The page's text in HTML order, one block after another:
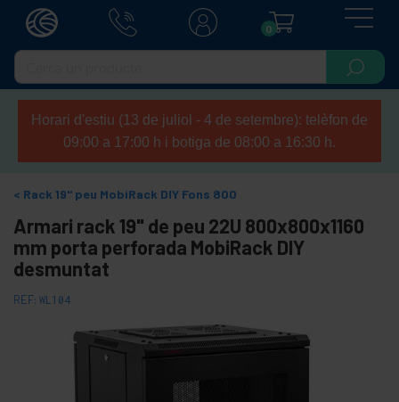
0
Horari d'estiu (13 de juliol - 4 de setembre): telèfon de
09:00 a 17:00 h i botiga de 08:00 a 16:30 h.
Rack 19" peu MobiRack DIY Fons 800
Armari rack 19" de peu 22U 800x800x1160
mm porta perforada MobiRack DIY
desmuntat
REF: WL104